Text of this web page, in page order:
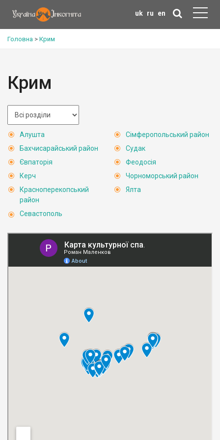
uk ru en
Головна > Крим
Крим
Алушта
Бахчисарайський район
Євпаторія
Керч
Красноперекопський
район
Севастополь
Сімферопольський район
Судак
Феодосія
Чорноморський район
Ялта